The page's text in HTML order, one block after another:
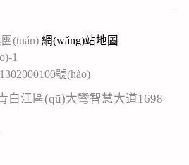
團(tuán)網(wǎng)站地圖
1
號(hào)
白江區(qū)大彎智慧大道1698